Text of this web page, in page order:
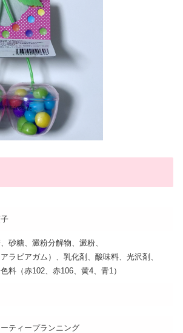
砂糖、澱粉分解物、澱粉、
ラビアガム）、乳化剤、酸味料、光沢剤、
料（赤102、赤106、黄4、青1）
ーティープランニング